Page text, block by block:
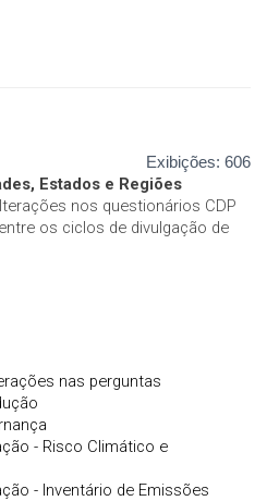
Exibições: 606
Estados e Regiões
nos questionários CDP
os ciclos de divulgação de
nas perguntas
- Risco Climático e
- Inventário de Emissões